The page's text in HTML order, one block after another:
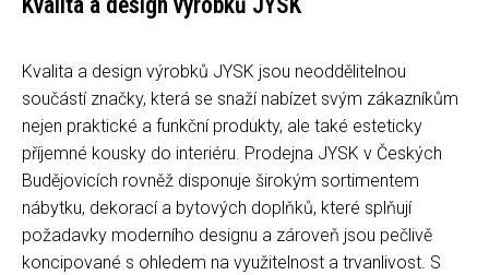
Kvalita a design výrobků JYSK jsou neoddělitelnou
součástí značky, která se snaží nabízet svým zákazníkům
nejen praktické a funkční produkty, ale také esteticky
příjemné kousky do interiéru. Prodejna JYSK v Českých
Budějovicích rovněž disponuje širokým sortimentem
nábytku, dekorací a bytových doplňků, které splňují
požadavky moderního designu a zároveň jsou pečlivě
koncipované s ohledem na využitelnost a trvanlivost. S